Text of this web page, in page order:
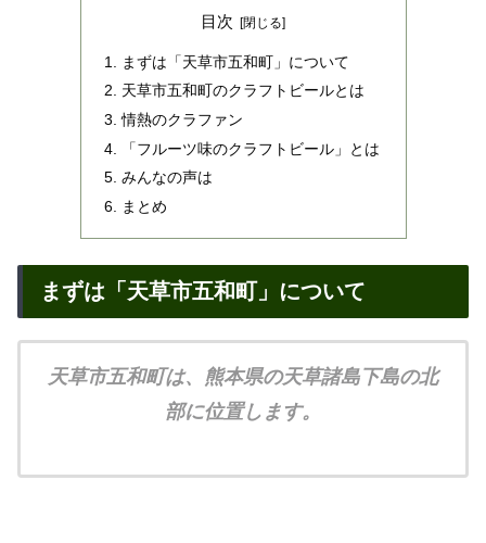
目次
まずは「天草市五和町」について
天草市五和町のクラフトビールとは
情熱のクラファン
「フルーツ味のクラフトビール」とは
みんなの声は
まとめ
まずは「天草市五和町」について
天草市五和町は、熊本県の天草諸島下島の北
部に位置します。